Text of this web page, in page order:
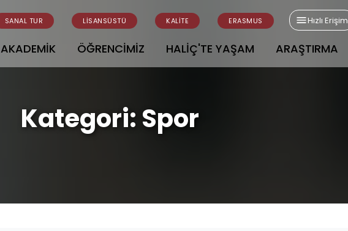
SANAL TUR LİSANSÜSTÜ KALİTE ERASMUS Hızlı Erişim
AKADEMİK ÖĞRENCİMİZ HALİÇ'TE YAŞAM
ARAŞTIRMA
Kategori: Spor